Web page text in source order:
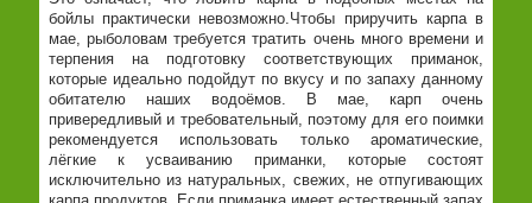
бойлы практически невозможно.Чтобы приручить карпа в
мае, рыболовам требуется тратить очень много времени и
терпения на подготовку соответствующих приманок,
которые идеально подойдут по вкусу и по запаху данному
обитателю наших водоёмов. В мае, карп очень
привередливый и требовательный, поэтому для его поимки
рекомендуется использовать только ароматические,
лёгкие к усваиванию приманки, которые состоят
исключительно из натуральных, свежих, не отпугивающих